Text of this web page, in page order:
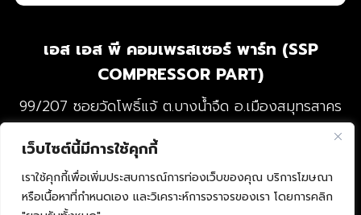
เว็บไซต์นี้มีการใช้คุกกี้
เราใช้คุกกี้เพื่อเพิ่มประสบการณ์การท่องเว็บของคุณ บริการโฆษณา
หรือเนื้อหาที่กำหนดเอง และวิเคราะห์การจราจรของเรา โดยการคลิก
เอส เอส พี คอมเพรสเซอร์ พาร์ท (SSP
COMPRESSOR PART)
99/207 ซอยวัดโพธิ์แจ้ ต.บางน้ำจืด อ.เมืองสมุทรสาคร
จ.สมุทรสาคร 74000
CONTACT BLOG